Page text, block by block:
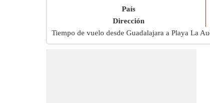
País
Dirección
Tiempo de vuelo desde Guadalajara a Playa La